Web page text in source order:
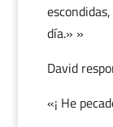
día.» »
David
«¡ He